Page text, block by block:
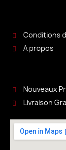
Conditions
A propos
Nouveaux
Livraison